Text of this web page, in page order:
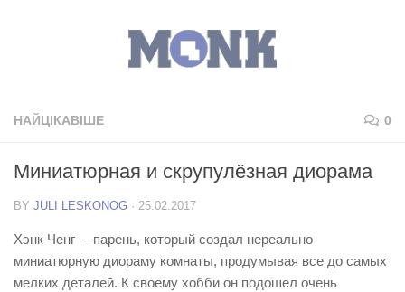
НАЙЦІКАВІШЕ 0
Миниатюрная и скрупулёзная диорама
BY JULI LESKONOG · 25.02.2017
Хэнк Ченг – парень, который создал нереально
миниатюрную диораму комнаты, продумывая все до самых
мелких деталей. К своему хобби он подошел очень